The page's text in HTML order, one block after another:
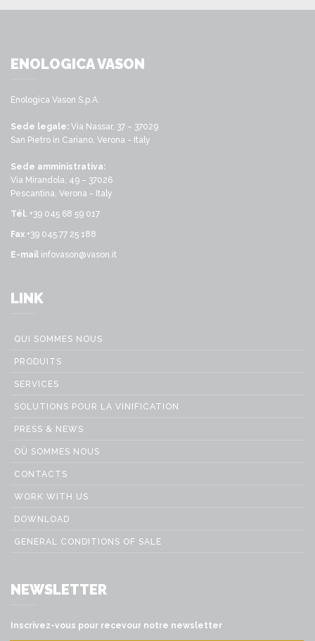
ENOLOGICA VASON
Enologica Vason S.p.A.
Sede legale: Via Nassar, 37 – 37029
San Pietro in Cariano, Verona - Italy
Sede amministrativa:
Via Mirandola, 49 – 37026
Pescantina, Verona - Italy
Tél. +39 045 68 59 017
Fax +39 045 77 25 188
E-mail infovason@vason.it
LINK
QUI SOMMES NOUS
PRODUITS
SERVICES
SOLUTIONS POUR LA VINIFICATION
PRESS & NEWS
OÙ SOMMES NOUS
CONTACTS
WORK WITH US
DOWNLOAD
GENERAL CONDITIONS OF SALE
NEWSLETTER
Inscrivez-vous pour recevour notre newsletter